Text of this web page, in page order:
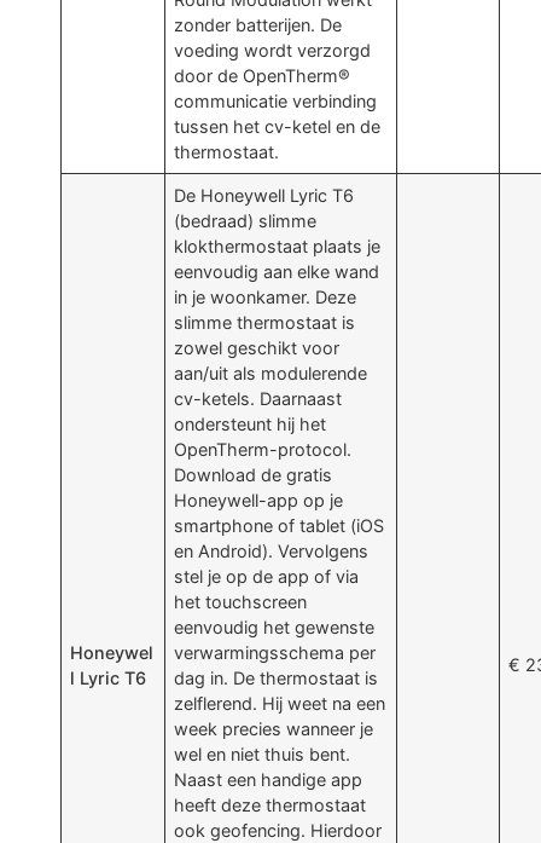
zonder batterijen. De
voeding wordt verzorgd
door de OpenTherm®
communicatie verbinding
tussen het cv-ketel en de
thermostaat.
Honeywel
l Lyric T6
De Honeywell Lyric T6
(bedraad) slimme
klokthermostaat plaats je
eenvoudig aan elke wand
in je woonkamer. Deze
slimme thermostaat is
zowel geschikt voor
aan/uit als modulerende
cv-ketels. Daarnaast
ondersteunt hij het
OpenTherm-protocol.
Download de gratis
Honeywell-app op je
smartphone of tablet (iOS
en Android). Vervolgens
stel je op de app of via
het touchscreen
eenvoudig het gewenste
verwarmingsschema per
dag in. De thermostaat is
zelflerend. Hij weet na een
week precies wanneer je
wel en niet thuis bent.
Naast een handige app
heeft deze thermostaat
ook geofencing. Hierdoor
€